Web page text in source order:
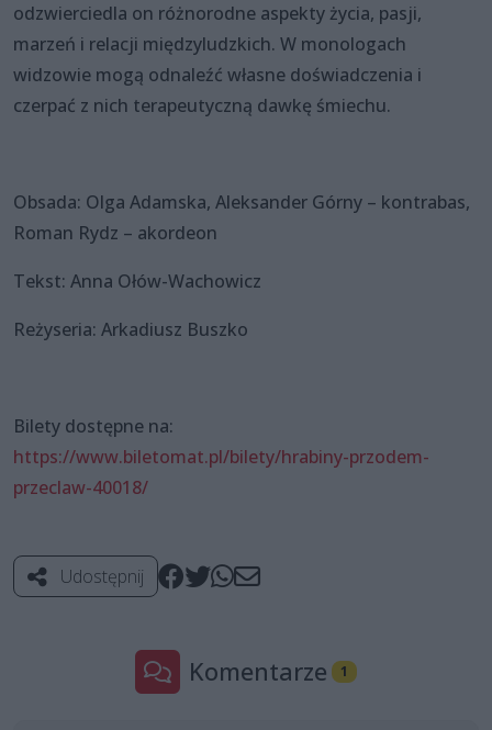
odzwierciedla on różnorodne aspekty życia, pasji,
marzeń i relacji międzyludzkich. W monologach
widzowie mogą odnaleźć własne doświadczenia i
czerpać z nich terapeutyczną dawkę śmiechu.
Obsada: Olga Adamska, Aleksander Górny – kontrabas,
Roman Rydz – akordeon
Tekst: Anna Ołów-Wachowicz
Reżyseria: Arkadiusz Buszko
Bilety dostępne na:
https://www.biletomat.pl/bilety/hrabiny-przodem-
przeclaw-40018/
Udostępnij
Komentarze 1